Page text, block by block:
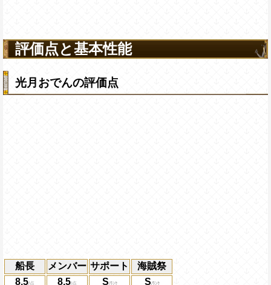
評価点と基本性能
光月おでんの評価点
船長 メンバー サポート
海賊祭
8.5
8.5 S
S